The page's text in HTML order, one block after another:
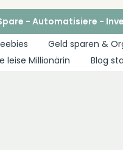
- Automatisiere -
Geld sparen &
leise Millionärin
Blog